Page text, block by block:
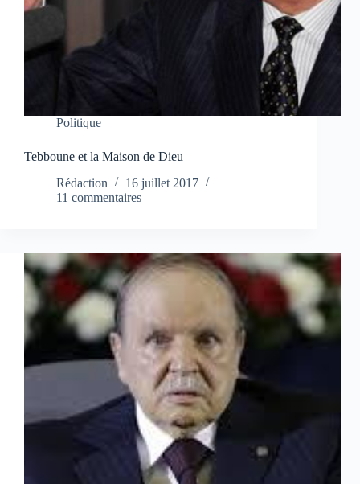
Politique
Tebboune et la Maison de Dieu
Rédaction
16 juillet 2017
11 commentaires